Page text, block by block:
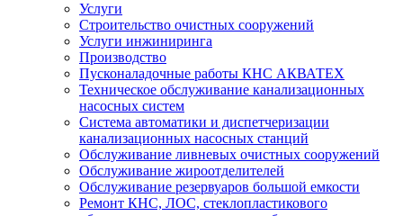
Услуги
Строительство очистных сооружений
Услуги инжиниринга
Производство
Пусконаладочные работы КНС АКВАТЕХ
Техническое обслуживание канализационных
насосных систем
Система автоматики и диспетчеризации
канализационных насосных станций
Обслуживание ливневых очистных сооружений
Обслуживание жироотделителей
Обслуживание резервуаров большой емкости
Ремонт КНС, ЛОС, стеклопластикового